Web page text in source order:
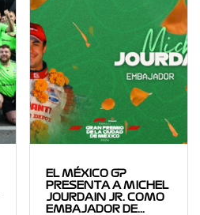
EL MÉXICO GP
PRESENTA A MICHEL
JOURDAIN JR. COMO
EMBAJADOR DE…